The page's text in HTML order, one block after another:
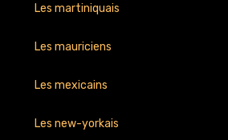
Les martiniquais
Les mauriciens
Les mexicains
Les new-yorkais